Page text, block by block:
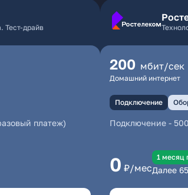
Тест-драйв
платеж)
200 мбит/сек
Домашний интернет
Подключение
Подключение-
0 ₽/мес
1 месяц
Далее